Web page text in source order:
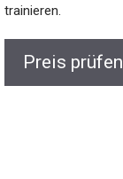
trainieren.
Preis prüfen